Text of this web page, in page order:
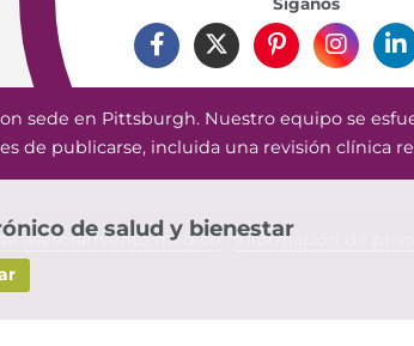
sede en Pittsburgh. Nuestro equipo se
de publicarse, incluida una revisión clínica
asesoramiento médico Información de
de salud y bienestar